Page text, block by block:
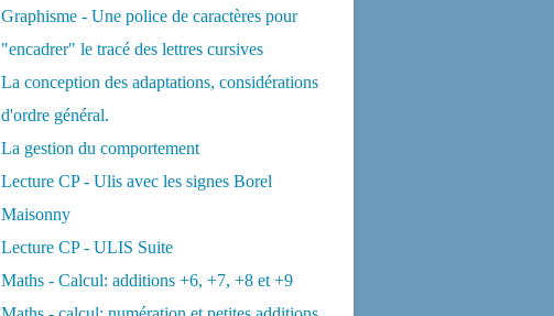
Graphisme - Une police de caractères pour
"encadrer" le tracé des lettres cursives
La conception des adaptations, considérations
d'ordre général.
La gestion du comportement
Lecture CP - Ulis avec les signes Borel
Maisonny
Lecture CP - ULIS Suite
Maths - Calcul: additions +6, +7, +8 et +9